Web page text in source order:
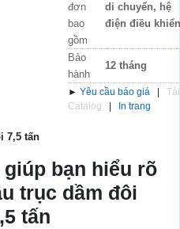
đơn
bao
gồm
di chuyển, hệ
điện điều khiển
Bảo
hành
12 tháng
► Yêu cầu báo giá
Tải
Catalog
In trang
7,5 tấn
giúp bạn hiểu rõ
trục dầm đôi
tấn